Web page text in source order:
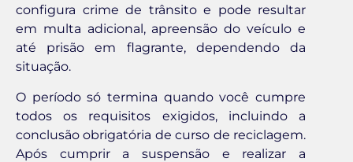
configura crime de trânsito e pode resultar
em multa adicional, apreensão do veículo e
até prisão em flagrante, dependendo da
situação.
O período só termina quando você cumpre
todos os requisitos exigidos, incluindo a
conclusão obrigatória de curso de reciclagem.
Após cumprir a suspensão e realizar a